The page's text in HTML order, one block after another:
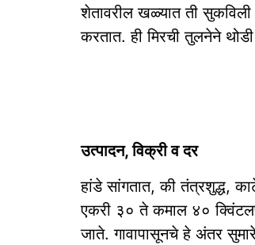
शेतावरील खळ्यात ती सुकविली
करतात. ही मिरची तुलनेने
उत्पादन, विक्री व दर
हांडे सांगतात, की तंत्रशुद्ध,
एकरी ३० ते कमाल ४०
जाते. गावापासूनचे हे अंतर